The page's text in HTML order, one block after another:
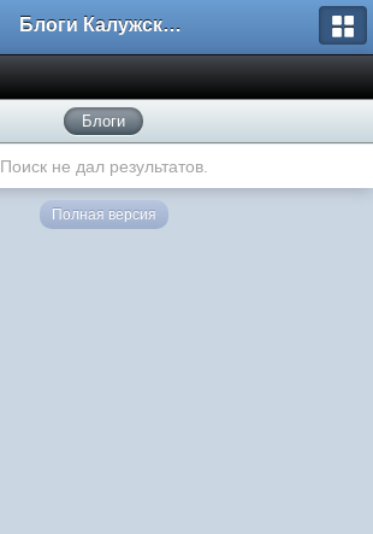
Блоги Калужского перекрестка
Блоги
Поиск не дал результатов.
Полная версия